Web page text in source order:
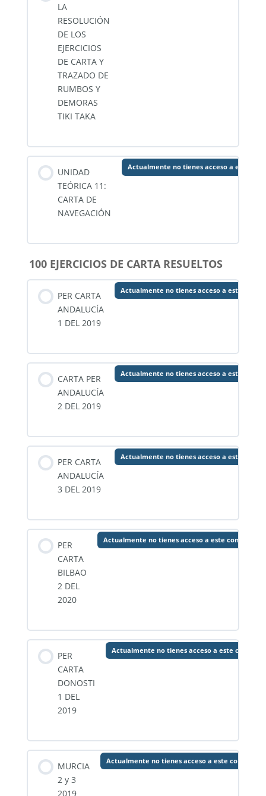
LA
RESOLUCIÓN
DE LOS
EJERCICIOS
DE CARTA Y
TRAZADO DE
RUMBOS Y
DEMORAS
TIKI TAKA
UNIDAD
TEÓRICA 11:
CARTA DE
NAVEGACIÓN
Actualmente no tienes acceso a este
100 EJERCICIOS DE CARTA RESUELTOS
PER CARTA
ANDALUCÍA
1 DEL 2019
Actualmente no tienes acceso a este
CARTA PER
ANDALUCÍA
2 DEL 2019
Actualmente no tienes acceso a este
PER CARTA
ANDALUCÍA
3 DEL 2019
Actualmente no tienes acceso a este
PER
CARTA
BILBAO
2 DEL
2020
Actualmente no tienes acceso a este contenido
PER
CARTA
DONOSTI
1 DEL
2019
Actualmente no tienes acceso a este
MURCIA
2 y 3
2019
Actualmente no tienes acceso a este contenido